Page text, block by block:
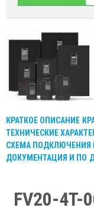
КРАТКОЕ ОПИСАНИЕ
ТЕХНИЧЕСКИЕ
СХЕМА ПОДКЛЮЧЕНИЯ
ДОКУМЕНТАЦИЯ И ПО
FV20-4T-